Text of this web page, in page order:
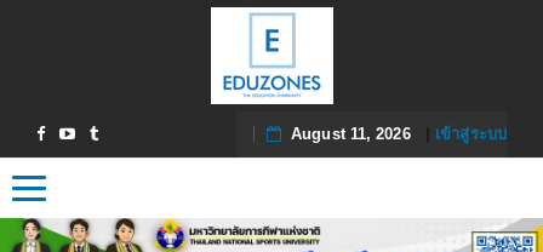
August 11, 2026| เข้าสู่ระบบ
Toggle navigation